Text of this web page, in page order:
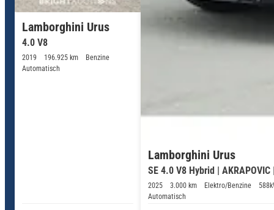
Lamborghini Urus
4.0 V8
2019 196.925 km
Benzine
Automatisch
Lamborghini Urus
SE 4.0 V8 Hybrid | AKRAPOVIC
2025 3.000 km Elektro/Benzine
Automatisch